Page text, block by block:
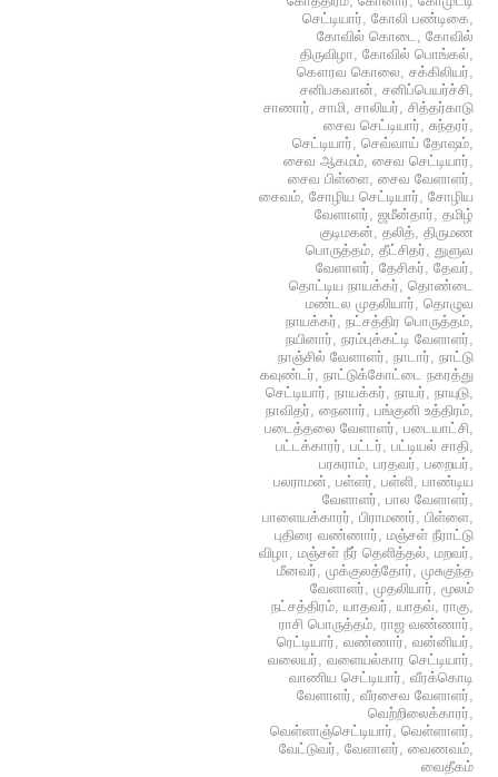
செட்டியார், கோலி பண்டிகை,
கோவில் கொடை, கோவில்
திருவிழா, கோவில் பொங்கல்,
கௌரவ கொலை, சக்கிலியர்,
சனிபகவான், சனிப்பெயர்ச்சி,
சாணார், சாமி, சாலியர், சித்தர்காடு
சைவ செட்டியார், சுந்தரர்,
செட்டியார், செவ்வாய் தோஷம்,
சைவ ஆகமம், சைவ செட்டியார்,
சைவ பிள்ளை, சைவ வேளாளர்,
சைவம், சோழிய செட்டியார், சோழிய
வேளாளர், ஜமீன்தார், தமிழ்
குடிமகன், தலித், திருமண
பொருத்தம், தீட்சிதர், துளுவ
வேளாளர், தேசிகர், தேவர்,
தொட்டிய நாயக்கர், தொண்டை
மண்டல முதலியார், தொழுவ
நாயக்கர், நட்சத்திர பொருத்தம்,
நயினார், நரம்புக்கட்டி வேளாளர்,
நாஞ்சில் வேளாளர், நாடார், நாட்டு
கவுண்டர், நாட்டுக்கோட்டை நகரத்து
செட்டியார், நாயக்கர், நாயர், நாயுடு,
நாவிதர், நைனார், பங்குனி உத்திரம்,
படைத்தலை வேளாளர், படையாட்சி,
பட்டக்காரர், பட்டர், பட்டியல் சாதி,
பரசுராம், பரதவர், பறையர்,
பலராமன், பள்ளர், பள்ளி, பாண்டிய
வேளாளர், பால வேளாளர்,
பாளையக்காரர், பிராமணர், பிள்ளை,
புதிரை வண்ணார், மஞ்சள் நீராட்டு
விழா, மஞ்சள் நீர் தெளித்தல், மறவர்,
மீனவர், முக்குலத்தோர், முசுகுந்த
வேளாளர், முதலியார், மூலம்
நட்சத்திரம், யாதவர், யாதவ், ராகு,
ராசி பொருத்தம், ராஜ வண்ணார்,
ரெட்டியார், வண்ணார், வன்னியர்,
வலையர், வளையல்கார செட்டியார்,
வாணிய செட்டியார், வீரக்கொடி
வேளாளர், வீரசைவ வேளாளர்,
வெற்றிலைக்காரர்,
வெள்ளாஞ்செட்டியார், வெள்ளாளர்,
வேட்டுவர், வேளாளர், வைணவம்,
வைதீகம்